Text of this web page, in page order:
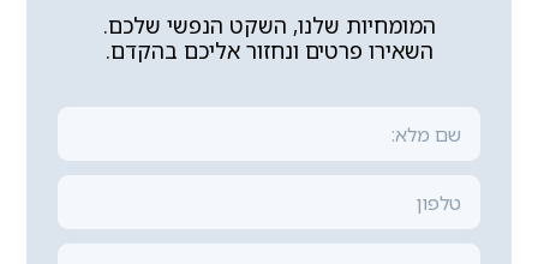
המומחיות שלנו, השקט הנפשי שלכם.
השאירו פרטים ונחזור אליכם בהקדם.